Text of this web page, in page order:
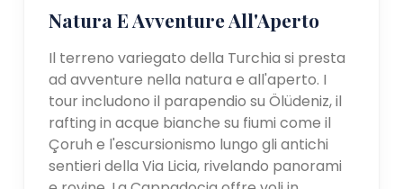
Natura E Avventure All'Aperto
Il terreno variegato della Turchia si presta
ad avventure nella natura e all'aperto. I
tour includono il parapendio su Ölüdeniz, il
rafting in acque bianche su fiumi come il
Çoruh e l'escursionismo lungo gli antichi
sentieri della Via Licia, rivelando panorami